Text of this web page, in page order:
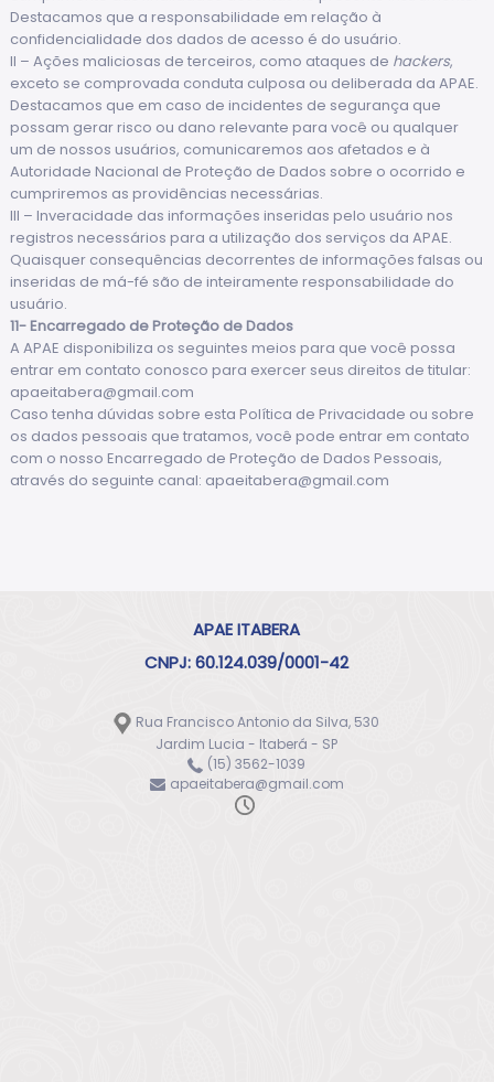
Destacamos que a responsabilidade em relação à
confidencialidade dos dados de acesso é do usuário.
II – Ações maliciosas de terceiros, como ataques de hackers,
exceto se comprovada conduta culposa ou deliberada da APAE.
Destacamos que em caso de incidentes de segurança que
possam gerar risco ou dano relevante para você ou qualquer
um de nossos usuários, comunicaremos aos afetados e à
Autoridade Nacional de Proteção de Dados sobre o ocorrido e
cumpriremos as providências necessárias.
III – Inveracidade das informações inseridas pelo usuário nos
registros necessários para a utilização dos serviços da APAE.
Quaisquer consequências decorrentes de informações falsas ou
inseridas de má-fé são de inteiramente responsabilidade do
usuário.
11- Encarregado de Proteção de Dados
A APAE disponibiliza os seguintes meios para que você possa
entrar em contato conosco para exercer seus direitos de titular:
apaeitabera@gmail.com
Caso tenha dúvidas sobre esta Política de Privacidade ou sobre
os dados pessoais que tratamos, você pode entrar em contato
com o nosso Encarregado de Proteção de Dados Pessoais,
através do seguinte canal: apaeitabera@gmail.com
APAE ITABERA
CNPJ: 60.124.039/0001-42
Rua Francisco Antonio da Silva, 530
Jardim Lucia - Itaberá - SP
(15) 3562-1039
apaeitabera@gmail.com